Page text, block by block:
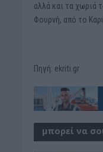
αλλά και τα χωριά
Φουρνή, από το
Πηγή: ekriti.gr
μπορεί να